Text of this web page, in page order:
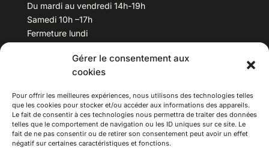
Gérer le consentement aux
cookies
Pour offrir les meilleures expériences, nous utilisons des technologies telles
que les cookies pour stocker et/ou accéder aux informations des appareils.
Le fait de consentir à ces technologies nous permettra de traiter des données
telles que le comportement de navigation ou les ID uniques sur ce site. Le
fait de ne pas consentir ou de retirer son consentement peut avoir un effet
négatif sur certaines caractéristiques et fonctions.
Du mardi au vendredi 14h-19h
Samedi 10h –17h
Fermeture lundi
Téléphone : 04 78 53 06 40
maisondesculturesasiatiques@asiexpo.com